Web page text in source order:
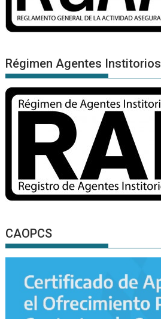
Régimen Agentes Institorios
CAOPCS